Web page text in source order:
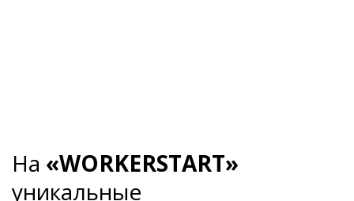
На «WORKERSTART»
уникальные